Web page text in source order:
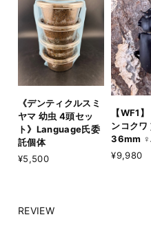
《デンティクルスミ
ヤマ 幼虫 4頭セッ
ト》Language氏委
託個体
¥5,500
【WF1
ンコクワ
36mm ♀
¥9,980
REVIEW